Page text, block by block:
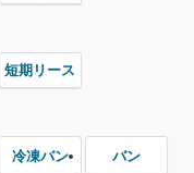
短期リース
冷凍バン バン